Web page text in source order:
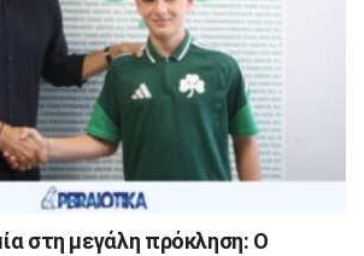
στη μεγάλη πρόκληση: Ο